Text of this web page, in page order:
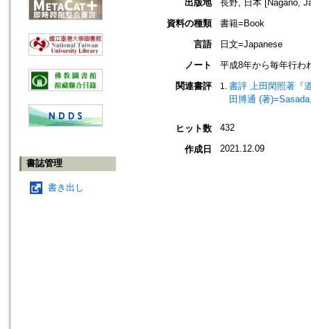
書誌管理
書き出し
出版地
長野, 日本 [Nagano,
資料の種類
書籍=Book
言語
日文=Japanese
ノート
平成8年から毎年行わ
関連書評
書評 上田閑照著『
田博通 (著
ヒット数 432
作成日 2021.12.09